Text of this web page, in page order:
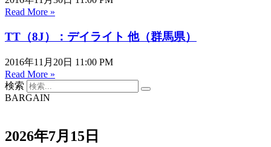
Read More »
TT（8J）：デイライト 他（群馬県）
2016年11月20日 11:00 PM
Read More »
検索
BARGAIN
2026年7月15日